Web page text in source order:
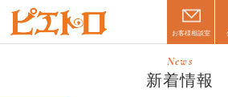
お客様相談室
News
新着情報